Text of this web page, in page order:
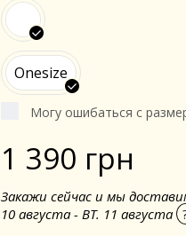
Onesize
Могу ошибаться с
1 390 грн
Закажи сейчас и мы
10 августа - ВТ. 11 августа